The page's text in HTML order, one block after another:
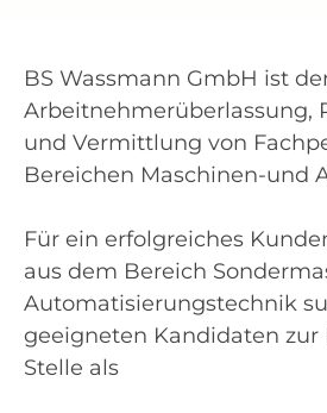
BS Wassmann GmbH ist
Arbeitnehmerüberlassung,
und Vermittlung von
Bereichen Maschinen-und
Für ein erfolgreiches
aus dem Bereich
Automatisierungstechnik
geeigneten Kandidaten zur
Stelle als